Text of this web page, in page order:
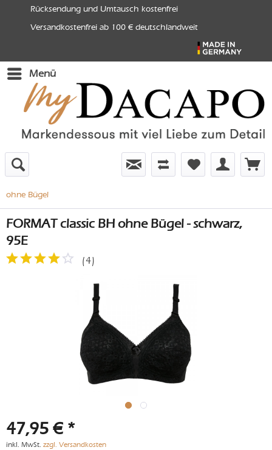
Rücksendung und Umtausch kostenfrei
Versandkostenfrei ab 100 € deutschlandweit
Menü
ohne Bügel
FORMAT classic BH ohne Bügel - schwarz,
95E
(4)
47,95 € *
inkl. MwSt. zzgl. Versandkosten